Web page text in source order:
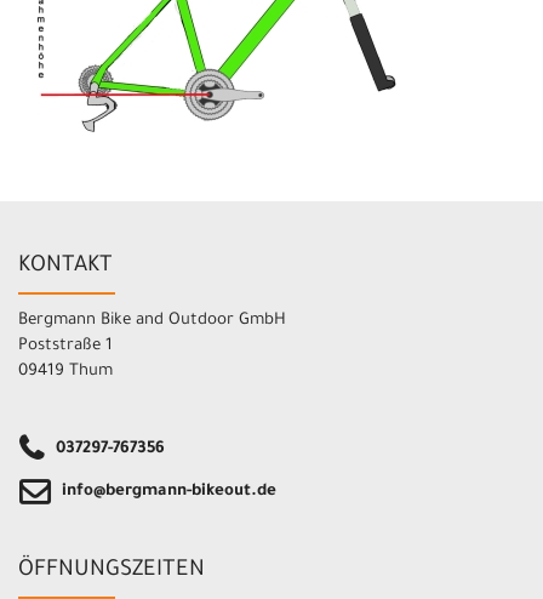
KONTAKT
Bergmann Bike and Outdoor GmbH
Poststraße 1
09419 Thum
037297-767356
info@bergmann-bikeout.de
ÖFFNUNGSZEITEN